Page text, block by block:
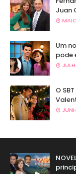
Juan
Um
pode
O